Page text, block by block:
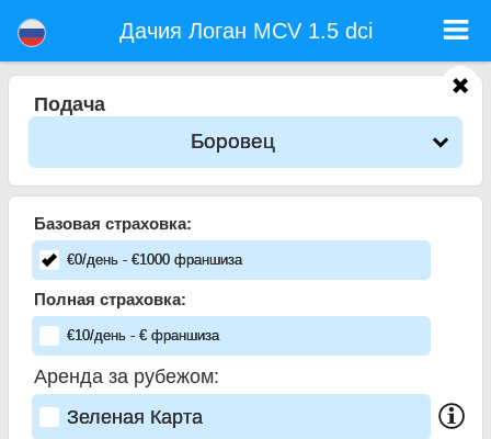
страховка (без депозит), неограниченный пробег, бесплатные детские сиденья, бесплатные дополнительных водителей,
низкая цена аренды автомобиля гарантируется.Дачия Логан MCV 1.5 dci
Подача
Боровец
Базовая страховка:
€0/день - €1000франшиза
Полная страховка:
€10/день - €франшиза
Аренда за рубежом:
Зеленая Карта